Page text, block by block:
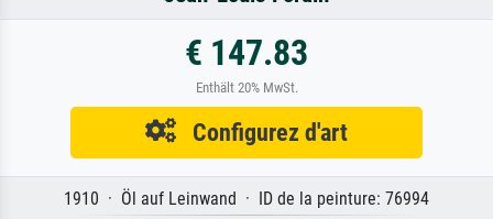
€ 147.83
Enthält 20% MwSt.
Configurez d'art
1910 · Öl auf Leinwand · ID de la peinture: 76994